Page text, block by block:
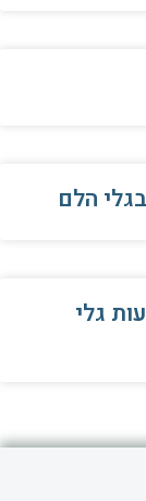
הלם
גלי